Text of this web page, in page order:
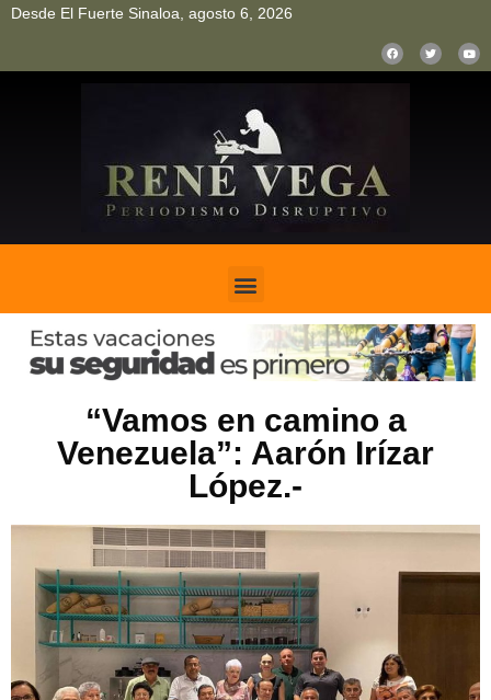
Desde El Fuerte Sinaloa, agosto 6, 2026
“Vamos en camino a
Venezuela”: Aarón Irízar
López.-